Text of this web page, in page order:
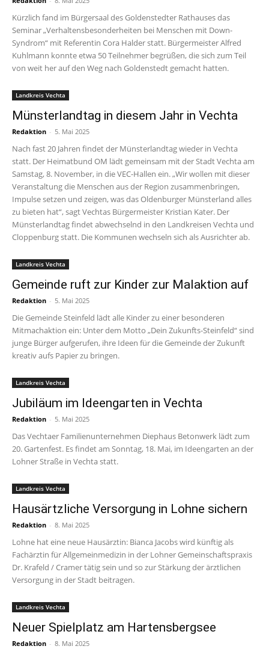
Kürzlich fand im Bürgersaal des Goldenstedter Rathauses das
Seminar „Verhaltensbesonderheiten bei Menschen mit Down-
Syndrom“ mit Referentin Cora Halder statt. Bürgermeister Alfred
Kuhlmann konnte etwa 50 Teilnehmer begrüßen, die sich zum Teil
von weit her auf den Weg nach Goldenstedt gemacht hatten.
Landkreis Vechta
Münsterlandtag in diesem Jahr in Vechta
Redaktion - 5. Mai 2025
Nach fast 20 Jahren findet der Münsterlandtag wieder in Vechta
statt. Der Heimatbund OM lädt gemeinsam mit der Stadt Vechta am
Samstag, 8. November, in die VEC-Hallen ein. „Wir wollen mit dieser
Veranstaltung die Menschen aus der Region zusammenbringen,
Impulse setzen und zeigen, was das Oldenburger Münsterland alles
zu bieten hat“, sagt Vechtas Bürgermeister Kristian Kater. Der
Münsterlandtag findet abwechselnd in den Landkreisen Vechta und
Cloppenburg statt. Die Kommunen wechseln sich als Ausrichter ab.
Landkreis Vechta
Gemeinde ruft zur Kinder zur Malaktion auf
Redaktion - 5. Mai 2025
Die Gemeinde Steinfeld lädt alle Kinder zu einer besonderen
Mitmachaktion ein: Unter dem Motto „Dein Zukunfts-Steinfeld“ sind
junge Bürger aufgerufen, ihre Ideen für die Gemeinde der Zukunft
kreativ aufs Papier zu bringen.
Landkreis Vechta
Jubiläum im Ideengarten in Vechta
Redaktion - 5. Mai 2025
Das Vechtaer Familienunternehmen Diephaus Betonwerk lädt zum
20. Gartenfest. Es findet am Sonntag, 18. Mai, im Ideengarten an der
Lohner Straße in Vechta statt.
Landkreis Vechta
Hausärtzliche Versorgung in Lohne sichern
Redaktion - 8. Mai 2025
Lohne hat eine neue Hausärztin: Bianca Jacobs wird künftig als
Fachärztin für Allgemeinmedizin in der Lohner Gemeinschaftspraxis
Dr. Krafeld / Cramer tätig sein und so zur Stärkung der ärztlichen
Versorgung in der Stadt beitragen.
Landkreis Vechta
Neuer Spielplatz am Hartensbergsee
Redaktion - 8. Mai 2025